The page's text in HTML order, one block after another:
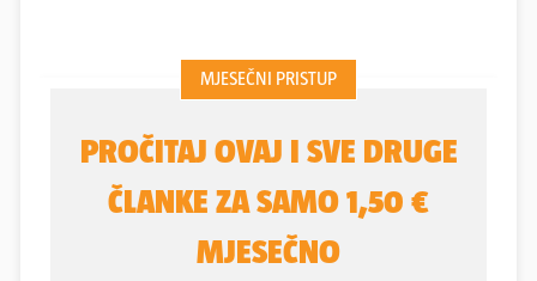
vlasnici praznih stanova, koji niti ih iznajmljuju niti u
njima žive. A takvih je u Hrvatskoj oko 400.000.